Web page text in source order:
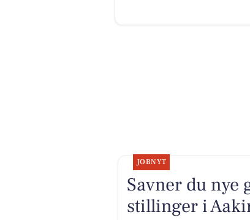
JOBNYT
Savner du nye
stillinger i